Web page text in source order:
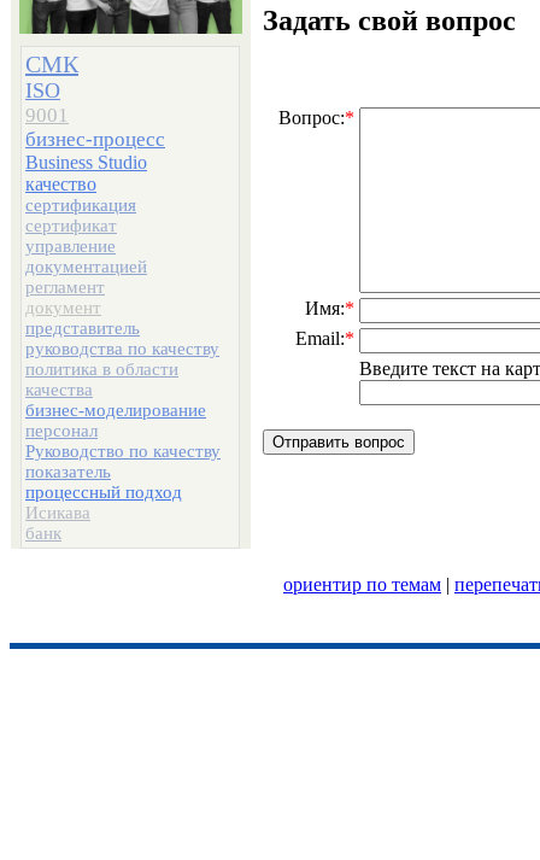
СМК
ISO
9001
бизнес-процесс
Business Studio
качество
сертификация
сертификат
управление
документацией
регламент
документ
представитель
руководства по качеству
политика в области
качества
бизнес-моделирование
персонал
Руководство по качеству
показатель
процессный подход
Исикава
банк
Задать свой вопрос
Вопрос:*
Имя:*
Email:*
Введите текст на
ориентир по темам |